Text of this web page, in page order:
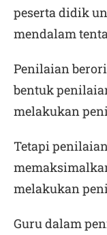
peserta didik
mendalam
Penilaian
bentuk
melakukan
Tetapi
melakukan
Guru dalam